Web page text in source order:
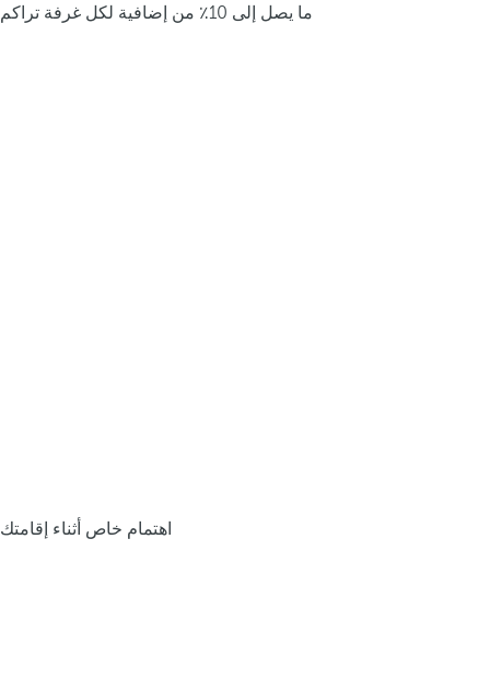
ما يصل إلى 10٪ من إضافية لكل غرفة تراكم
اهتمام خاص أثناء إقامتك